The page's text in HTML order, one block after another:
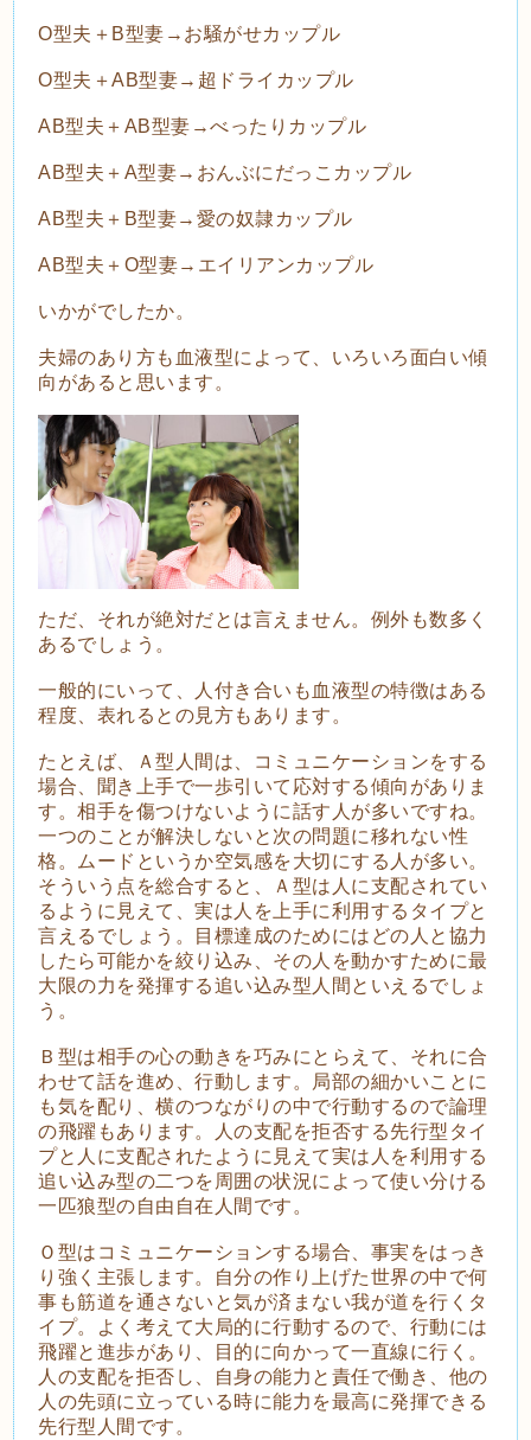
O型夫＋B型妻→お騒がせカップル
O型夫＋AB型妻→超ドライカップル
AB型夫＋AB型妻→べったりカップル
AB型夫＋A型妻→おんぶにだっこカップル
AB型夫＋B型妻→愛の奴隷カップル
AB型夫＋O型妻→エイリアンカップル
いかがでしたか。
夫婦のあり方も血液型によって、いろいろ面白い傾
向があると思います。
ただ、それが絶対だとは言えません。例外も数多く
あるでしょう。
一般的にいって、人付き合いも血液型の特徴はある
程度、表れるとの見方もあります。
たとえば、Ａ型人間は、コミュニケーションをする
場合、聞き上手で一歩引いて応対する傾向がありま
す。相手を傷つけないように話す人が多いですね。
一つのことが解決しないと次の問題に移れない性
格。ムードというか空気感を大切にする人が多い。
そういう点を総合すると、Ａ型は人に支配されてい
るように見えて、実は人を上手に利用するタイプと
言えるでしょう。目標達成のためにはどの人と協力
したら可能かを絞り込み、その人を動かすために最
大限の力を発揮する追い込み型人間といえるでしょ
う。
Ｂ型は相手の心の動きを巧みにとらえて、それに合
わせて話を進め、行動します。局部の細かいことに
も気を配り、横のつながりの中で行動するので論理
の飛躍もあります。人の支配を拒否する先行型タイ
プと人に支配されたように見えて実は人を利用する
追い込み型の二つを周囲の状況によって使い分ける
一匹狼型の自由自在人間です。
Ｏ型はコミュニケーションする場合、事実をはっき
り強く主張します。自分の作り上げた世界の中で何
事も筋道を通さないと気が済まない我が道を行くタ
イプ。よく考えて大局的に行動するので、行動には
飛躍と進歩があり、目的に向かって一直線に行く。
人の支配を拒否し、自身の能力と責任で働き、他の
人の先頭に立っている時に能力を最高に発揮できる
先行型人間です。